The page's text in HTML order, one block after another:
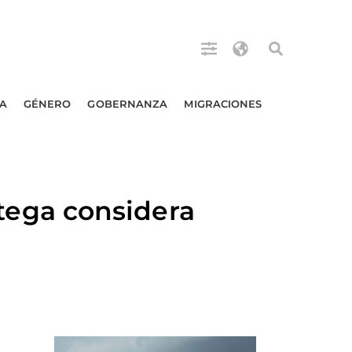
GÉNERO GOBERNANZA MIGRACIONES
considera